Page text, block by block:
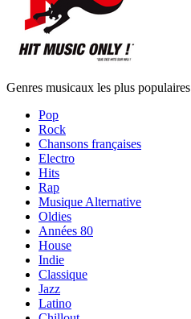
Genres musicaux les plus populaires
Pop
Rock
Chansons françaises
Electro
Hits
Rap
Musique Alternative
Oldies
Années 80
House
Indie
Classique
Jazz
Latino